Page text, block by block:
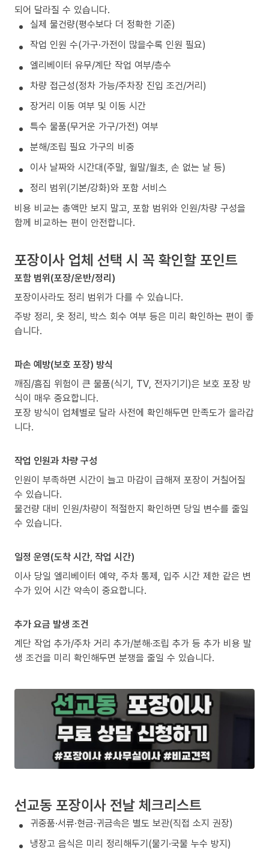
되어 달라질 수 있습니다.
실제 물건량(평수보다 더 정확한 기준)
작업 인원 수(가구·가전이 많을수록 인원 필요)
엘리베이터 유무/계단 작업 여부/층수
차량 접근성(정차 가능/주차장 진입 조건/거리)
장거리 이동 여부 및 이동 시간
특수 물품(무거운 가구/가전) 여부
분해/조립 필요 가구의 비중
이사 날짜와 시간대(주말, 월말/월초, 손 없는 날 등)
정리 범위(기본/강화)와 포함 서비스
비용 비교는 총액만 보지 말고, 포함 범위와 인원/차량 구성을
함께 비교하는 편이 안전합니다.
포장이사 업체 선택 시 꼭 확인할 포인트
포함 범위(포장/운반/정리)
포장이사라도 정리 범위가 다를 수 있습니다.
주방 정리, 옷 정리, 박스 회수 여부 등은 미리 확인하는 편이 좋
습니다.
파손 예방(보호 포장) 방식
깨짐/흠집 위험이 큰 물품(식기, TV, 전자기기)은 보호 포장 방
식이 매우 중요합니다.
포장 방식이 업체별로 달라 사전에 확인해두면 만족도가 올라갑
니다.
작업 인원과 차량 구성
인원이 부족하면 시간이 늘고 마감이 급해져 포장이 거칠어질
수 있습니다.
물건량 대비 인원/차량이 적절한지 확인하면 당일 변수를 줄일
수 있습니다.
일정 운영(도착 시간, 작업 시간)
이사 당일 엘리베이터 예약, 주차 통제, 입주 시간 제한 같은 변
수가 있어 시간 약속이 중요합니다.
추가 요금 발생 조건
계단 작업 추가/주차 거리 추가/분해·조립 추가 등 추가 비용 발
생 조건을 미리 확인해두면 분쟁을 줄일 수 있습니다.
선교동 포장이사 전날 체크리스트
귀중품·서류·현금·귀금속은 별도 보관(직접 소지 권장)
냉장고 음식은 미리 정리해두기(물기·국물 누수 방지)